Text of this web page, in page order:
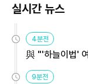
실시간 뉴스
4분전
與 "'하늘이법'
9분전